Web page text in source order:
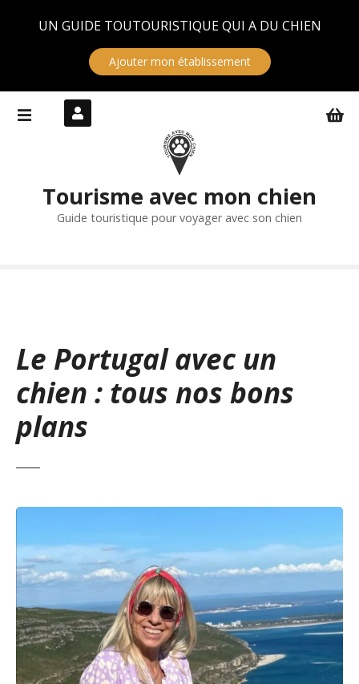
UN GUIDE TOUTOURISTIQUE QUI A DU CHIEN
Ajouter mon établissement
Tourisme avec mon chien
Guide touristique pour voyager avec son chien
Le Portugal avec un
chien : tous nos bons
plans